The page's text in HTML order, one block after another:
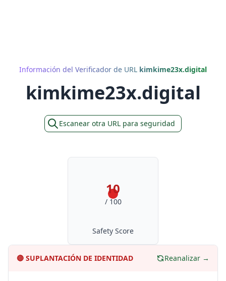
Información del Verificador de URL kimkime23x.digital
kimkime23x.digital
Escanear otra URL para seguridad
10
/ 100
Safety Score
🔴 SUPLANTACIÓN DE IDENTIDAD Reanalizar →